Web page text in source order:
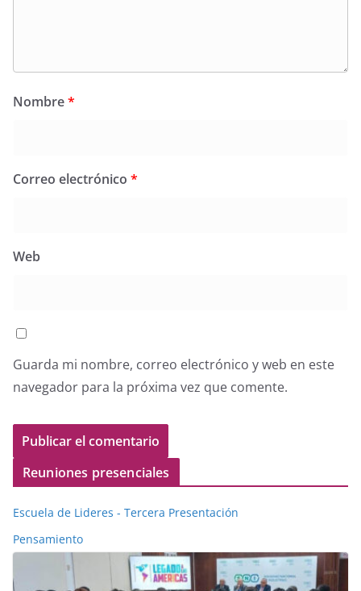
Nombre*
Correo electrónico *
Web
Guarda mi nombre, correo electrónico y web en este
navegador para la próxima vez que comente.
Reuniones presenciales
Escuela de Lideres - Tercera Presentación
Pensamiento